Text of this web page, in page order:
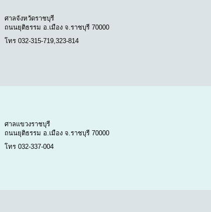
ศาลจังหวัดราชบุรี
ถนนยุติธรรม อ.เมือง จ.ราชบุรี 70000
โทร 032-315-719,323-814
ศาลแขวงราชบุรี
ถนนยุติธรรม อ.เมือง จ.ราชบุรี 70000
โทร 032-337-004